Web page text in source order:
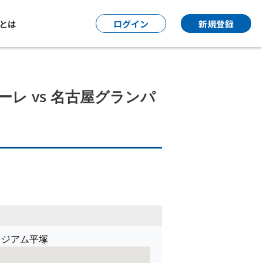
は ログイン 新規登録
レ vs 名古屋グランパ
アム平塚